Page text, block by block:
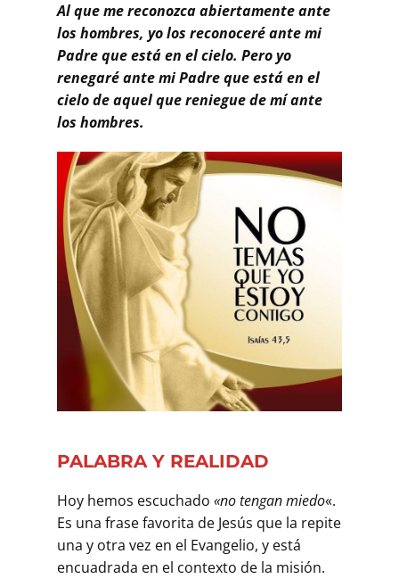
Al que me reconozca abiertamente ante
los hombres, yo los reconoceré ante mi
Padre que está en el cielo. Pero yo
renegaré ante mi Padre que está en el
cielo de aquel que reniegue de mí ante
los hombres.
PALABRA Y REALIDAD
Hoy hemos escuchado «no tengan miedo«.
Es una frase favorita de Jesús que la repite
una y otra vez en el Evangelio, y está
encuadrada en el contexto de la misión.